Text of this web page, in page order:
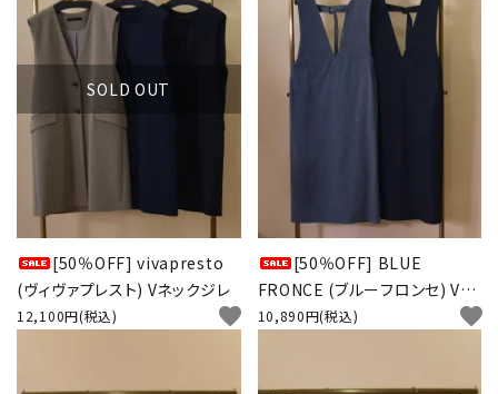
SOLD OUT
[50％OFF] vivapresto
(ヴィヴァプレスト) Vネックジレ
12,100円(税込) favorite
[50％OFF] BLUE
FRONCE (ブルーフロンセ) Vネ
ック ジャンパースカート
10,890円(税込) favorite